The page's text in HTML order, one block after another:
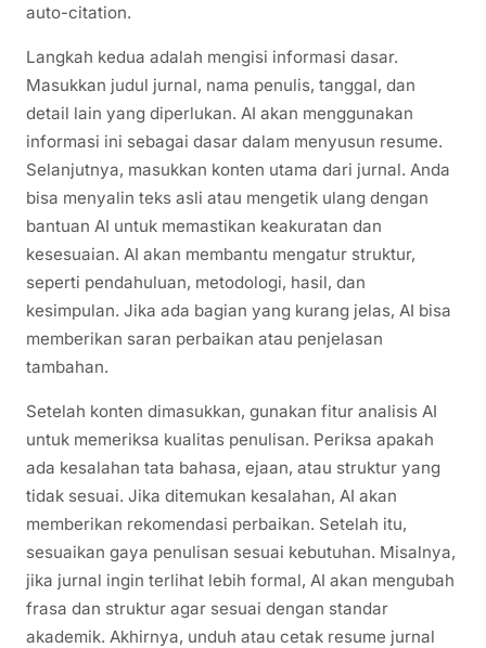
auto-citation.
Langkah kedua adalah mengisi informasi dasar.
Masukkan judul jurnal, nama penulis, tanggal, dan
detail lain yang diperlukan. AI akan menggunakan
informasi ini sebagai dasar dalam menyusun resume.
Selanjutnya, masukkan konten utama dari jurnal. Anda
bisa menyalin teks asli atau mengetik ulang dengan
bantuan AI untuk memastikan keakuratan dan
kesesuaian. AI akan membantu mengatur struktur,
seperti pendahuluan, metodologi, hasil, dan
kesimpulan. Jika ada bagian yang kurang jelas, AI bisa
memberikan saran perbaikan atau penjelasan
tambahan.
Setelah konten dimasukkan, gunakan fitur analisis AI
untuk memeriksa kualitas penulisan. Periksa apakah
ada kesalahan tata bahasa, ejaan, atau struktur yang
tidak sesuai. Jika ditemukan kesalahan, AI akan
memberikan rekomendasi perbaikan. Setelah itu,
sesuaikan gaya penulisan sesuai kebutuhan. Misalnya,
jika jurnal ingin terlihat lebih formal, AI akan mengubah
frasa dan struktur agar sesuai dengan standar
akademik. Akhirnya, unduh atau cetak resume jurnal